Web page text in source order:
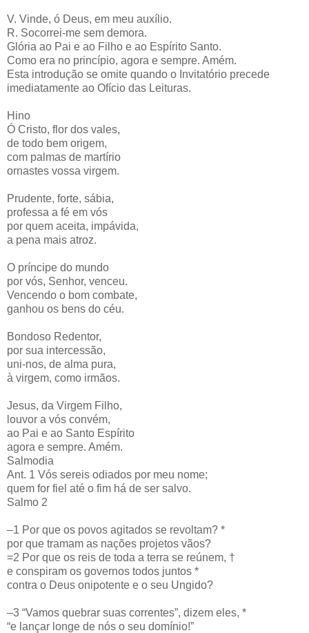
V. Vinde, ó Deus, em meu auxílio.
R. Socorrei-me sem demora.
Glória ao Pai e ao Filho e ao Espírito Santo.
Como era no princípio, agora e sempre. Amém.
Esta introdução se omite quando o Invitatório precede
imediatamente ao Ofício das Leituras.
Hino
Ó Cristo, flor dos vales,
de todo bem origem,
com palmas de martírio
ornastes vossa virgem.
Prudente, forte, sábia,
professa a fé em vós
por quem aceita, impávida,
a pena mais atroz.
O príncipe do mundo
por vós, Senhor, venceu.
Vencendo o bom combate,
ganhou os bens do céu.
Bondoso Redentor,
por sua intercessão,
uni-nos, de alma pura,
à virgem, como irmãos.
Jesus, da Virgem Filho,
louvor a vós convém,
ao Pai e ao Santo Espírito
agora e sempre. Amém.
Salmodia
Ant. 1 Vós sereis odiados por meu nome;
quem for fiel até o fim há de ser salvo.
Salmo 2
–1 Por que os povos agitados se revoltam? *
por que tramam as nações projetos vãos?
=2 Por que os reis de toda a terra se reúnem, †
e conspiram os governos todos juntos *
contra o Deus onipotente e o seu Ungido?
–3 “Vamos quebrar suas correntes”, dizem eles, *
“e lançar longe de nós o seu domínio!”